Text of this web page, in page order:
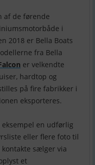
af ​​de førende
i
2018 er Bella Boats
fra Bella
er velkendte
hardtop og
på fire fabrikker i
eksporteres.
en udførlig
eller flere foto til
kontakte sælger via
et